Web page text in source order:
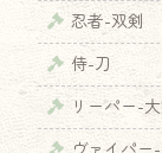
忍者-双剣
侍-刀
リーパー-